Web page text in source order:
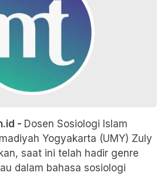
- Dosen Sosiologi Islam
Yogyakarta (UMY) Zuly
saat ini telah hadir genre
dalam bahasa sosiologi